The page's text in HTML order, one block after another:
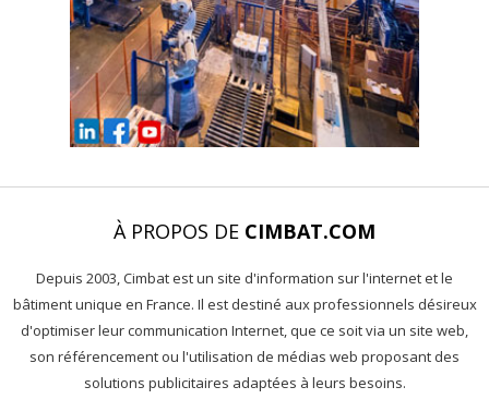
À PROPOS DE CIMBAT.COM
Depuis 2003, Cimbat est un site d'information sur l'internet et le
bâtiment unique en France. Il est destiné aux professionnels désireux
d'optimiser leur communication Internet, que ce soit via un site web,
son référencement ou l'utilisation de médias web proposant des
solutions publicitaires adaptées à leurs besoins.